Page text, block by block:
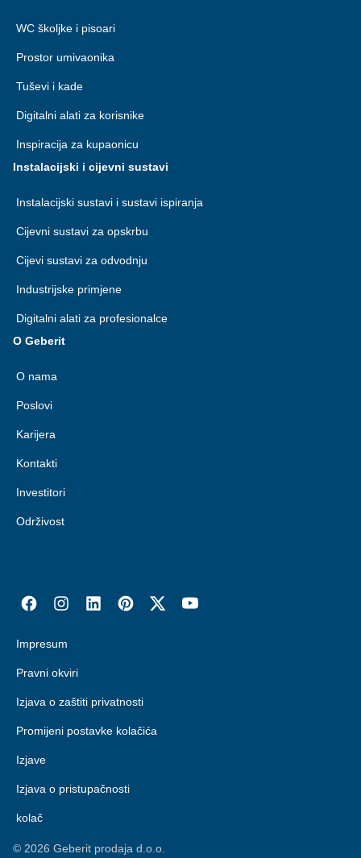
WC školjke i pisoari
Prostor umivaonika
Tuševi i kade
Digitalni alati za korisnike
Inspiracija za kupaonicu
Instalacijski i cijevni sustavi
Instalacijski sustavi i sustavi ispiranja
Cijevni sustavi za opskrbu
Cijevi sustavi za odvodnju
Industrijske primjene
Digitalni alati za profesionalce
O Geberit
O nama
Poslovi
Karijera
Kontakti
Investitori
Održivost
Impresum
Pravni okviri
Izjava o zaštiti privatnosti
Promijeni postavke kolačića
Izjave
Izjava o pristupačnosti
kolač
© 2026 Geberit prodaja d.o.o.